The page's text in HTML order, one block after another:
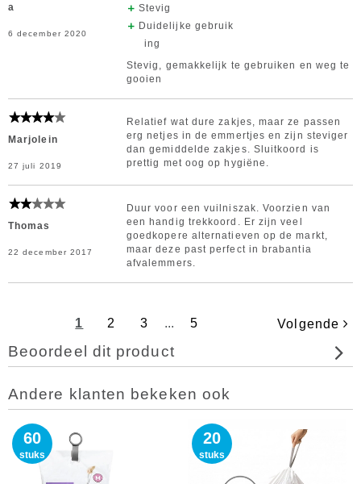
a
6 december 2020
Stevig
Duidelijke gebruik
ing
Stevig, gemakkelijk te gebruiken en weg te
gooien
Marjolein
27 juli 2019
Relatief wat dure zakjes, maar ze passen
erg netjes in de emmertjes en zijn steviger
dan gemiddelde zakjes. Sluitkoord is
prettig met oog op hygiëne.
Thomas
22 december 2017
Duur voor een vuilniszak. Voorzien van
een handig trekkoord. Er zijn veel
goedkopere alternatieven op de markt,
maar deze past perfect in brabantia
afvalemmers.
1 2 3 ... 5 Volgende
Beoordeel dit product
Andere klanten bekeken ook
60
stuks
20
stuks